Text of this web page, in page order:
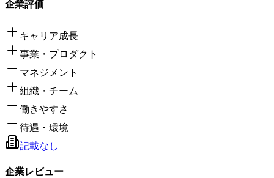
企業評価
キャリア成長
事業・プロダクト
マネジメント
組織・チーム
働きやすさ
待遇・環境
記載なし
企業レビュー